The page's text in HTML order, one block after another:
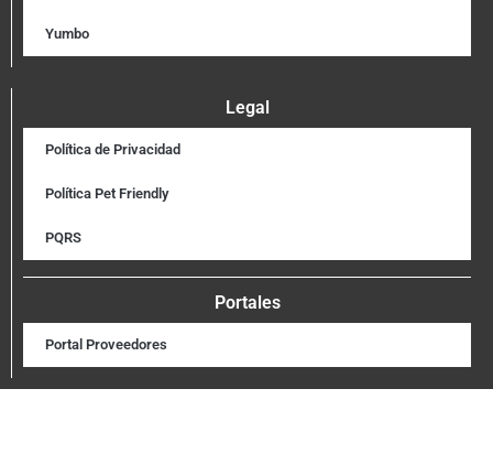
Yumbo
Legal
Política de Privacidad
Política Pet Friendly
PQRS
Portales
Portal Proveedores